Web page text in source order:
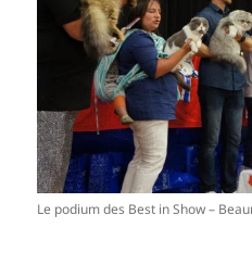
Le podium des Best in Show –